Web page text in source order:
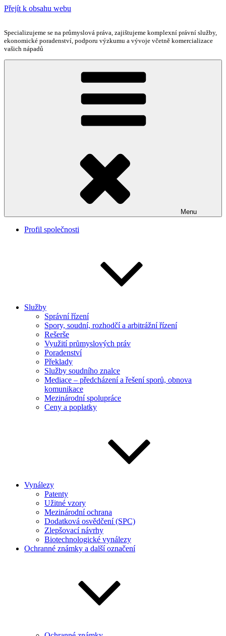
Přejít k obsahu webu
Specializujeme se na průmyslová práva, zajištujeme komplexní právní služby,
ekonomické poradenství, podporu výzkumu a vývoje včetně komercializace
vašich nápadů
Menu
Profil společnosti
Služby
Správní řízení
Spory, soudní, rozhodčí a arbitrážní řízení
Rešerše
Využití průmyslových práv
Poradenství
Překlady
Služby soudního znalce
Mediace – předcházení a řešení sporů, obnova
komunikace
Mezinárodní spolupráce
Ceny a poplatky
Vynálezy
Patenty
Užitné vzory
Mezinárodní ochrana
Dodatková osvědčení (SPC)
Zlepšovací návrhy
Biotechnologické vynálezy
Ochranné známky a další označení